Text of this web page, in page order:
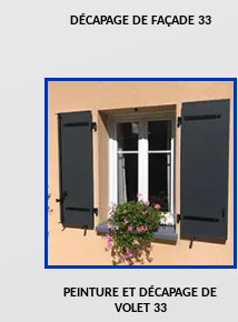
DÉCAPAGE DE FAÇADE 33
PEINTURE ET DÉCAPAGE DE
VOLET 33